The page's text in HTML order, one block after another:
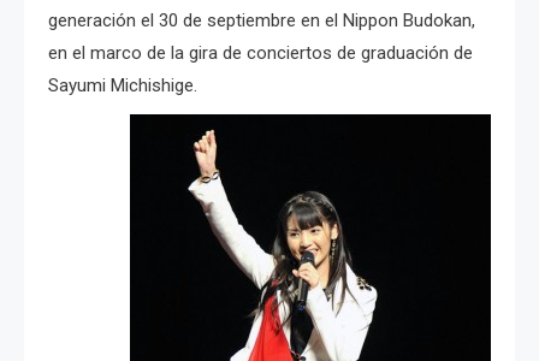
generación el 30 de septiembre en el Nippon Budokan,
en el marco de la gira de conciertos de graduación de
Sayumi Michishige.